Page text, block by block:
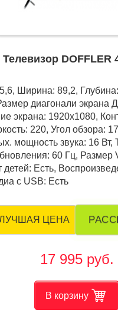
Телевизор DOFFLER
Ширина: 89,2,
диагонали экрана
экрана: 1920x1080,
220, Угол обзора:
мощность звука: 16 Вт,
60 Гц, Размер
детей: Есть,
с USB: Есть
ЦЕНА
17 995 руб.
В корзину